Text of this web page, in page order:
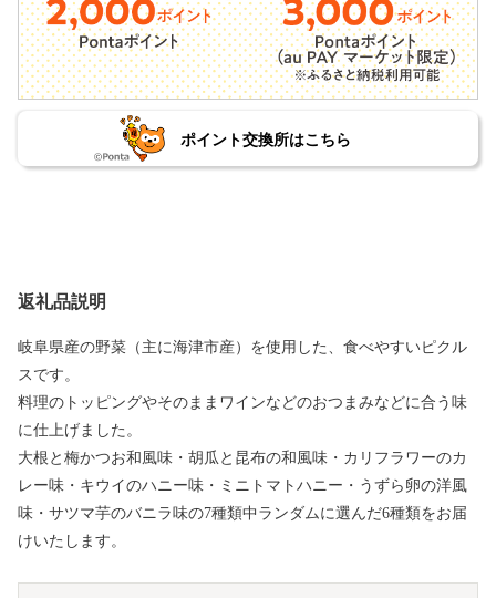
ポイント交換所はこちら
返礼品説明
岐阜県産の野菜（主に海津市産）を使用した、食べやすいピクル
スです。
料理のトッピングやそのままワインなどのおつまみなどに合う味
に仕上げました。
大根と梅かつお和風味・胡瓜と昆布の和風味・カリフラワーのカ
レー味・キウイのハニー味・ミニトマトハニー・うずら卵の洋風
味・サツマ芋のバニラ味の7種類中ランダムに選んだ6種類をお届
けいたします。